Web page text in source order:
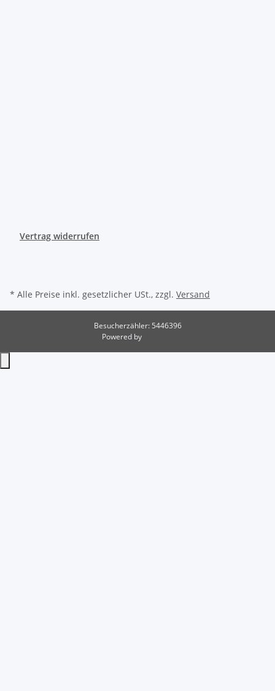
Vertrag widerrufen
* Alle Preise inkl. gesetzlicher USt., zzgl. Versand
Besucherzähler: 5446396
Powered by